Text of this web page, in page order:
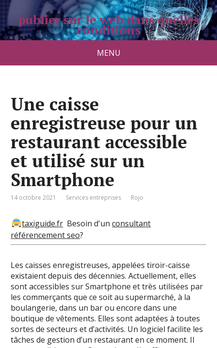
publier sur le web dans quelles
conditions
MENU
Une caisse
enregistreuse pour un
restaurant accessible
et utilisé sur un
Smartphone
14 octobre 2021 Services entreprises Rojo
taxiguide.fr Besoin d'unconsultant
référencement seo?
Les caisses enregistreuses, appelées tiroir-caisse
existaient depuis des décennies. Actuellement, elles
sont accessibles sur Smartphone et très utilisées par
les commerçants que ce soit au supermarché, à la
boulangerie, dans un bar ou encore dans une
boutique de vêtements. Elles sont adaptées à toutes
sortes de secteurs et d’activités. Un logiciel facilite les
tâches de gestion d’un restaurant en ce moment. Il